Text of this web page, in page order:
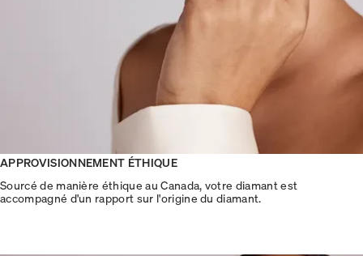
APPROVISIONNEMENT ÉTHIQUE
Sourcé de manière éthique au Canada, votre diamant est
accompagné d'un rapport sur l'origine du diamant.